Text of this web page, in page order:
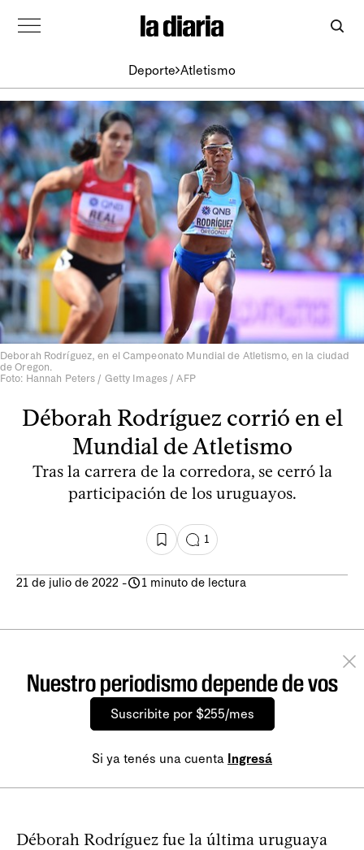
Deporte Atletismo
Deborah Rodríguez, en el Campeonato Mundial de Atletismo, en la ciudad
de Oregon.
Foto: Hannah Peters / Getty Images / AFP
Déborah Rodríguez corrió en el
Mundial de Atletismo
Tras la carrera de la corredora, se cerró la
participación de los uruguayos.
1
21 de julio de 2022 - 1 minuto de lectura
Nuestro periodismo depende de vos
Suscribite por $255/mes
Si ya tenés una cuenta Ingresá
Déborah Rodríguez fue la última uruguaya